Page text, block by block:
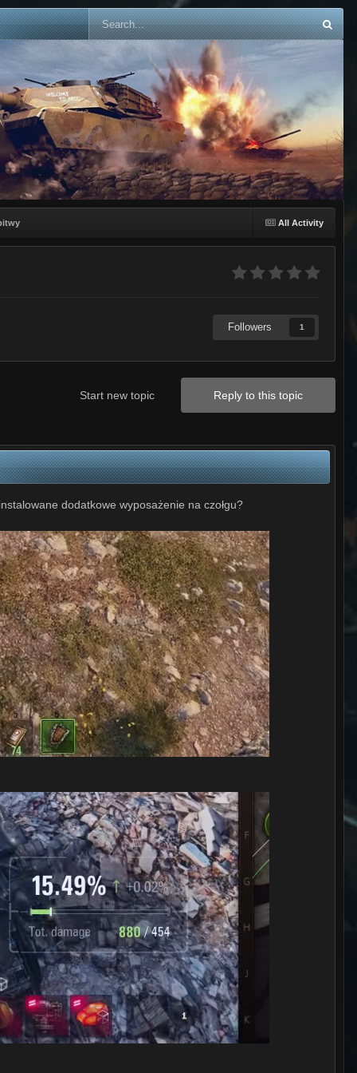
All Activity
Followers 1
Reply to this topic
Start new topic
dodatkowe wyposażenie na czołgu?